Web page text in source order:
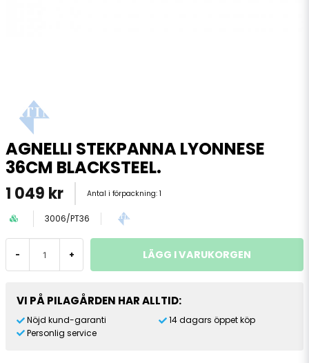
AGNELLI STEKPANNA LYONNESE
36CM BLACKSTEEL.
1 049 kr Antal i förpackning: 1
3006/PT36
- + LÄGG I VARUKORGEN
VI PÅ PILAGÅRDEN HAR ALLTID:
Nöjd kund-garanti
Personlig service
14 dagars öppet köp